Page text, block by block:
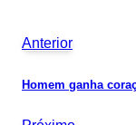
Anterior
Homem ganha